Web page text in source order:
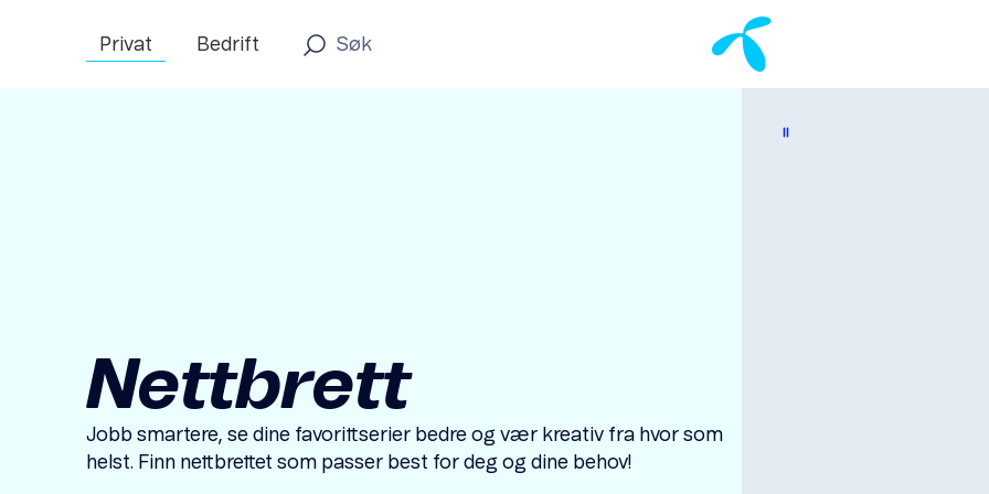
Privat Bedrift
Nettbrett
Jobb smartere, se dine favorittserier bedre og vær kreativ fra hvor som
helst. Finn nettbrettet som passer best for deg og dine behov!